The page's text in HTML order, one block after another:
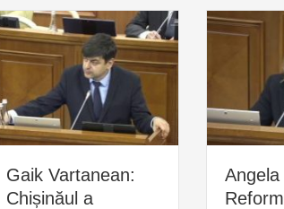
Gaik Vartanean:
Chișinăul a